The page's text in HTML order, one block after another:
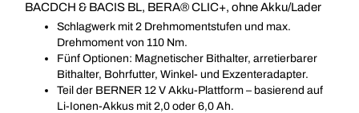
BACDCH & BACIS BL, BERA® CLIC+, ohne Akku/Lader
Schlagwerk mit 2 Drehmomentstufen und max.
Drehmoment von 110 Nm.
Fünf Optionen: Magnetischer Bithalter, arretierbarer
Bithalter, Bohrfutter, Winkel- und Exzenteradapter.
Teil der BERNER 12 V Akku-Plattform – basierend auf
Li-Ionen-Akkus mit 2,0 oder 6,0 Ah.